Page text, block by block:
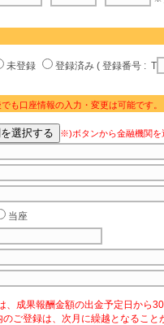
未登録 登録済み ( 登録番号 : T
も口座情報の入力・変更は可能です。
※)ボタンから金融機関を
当座
、成果報酬金額の出金予定日から
ご登録は、次月に繰越となるこ